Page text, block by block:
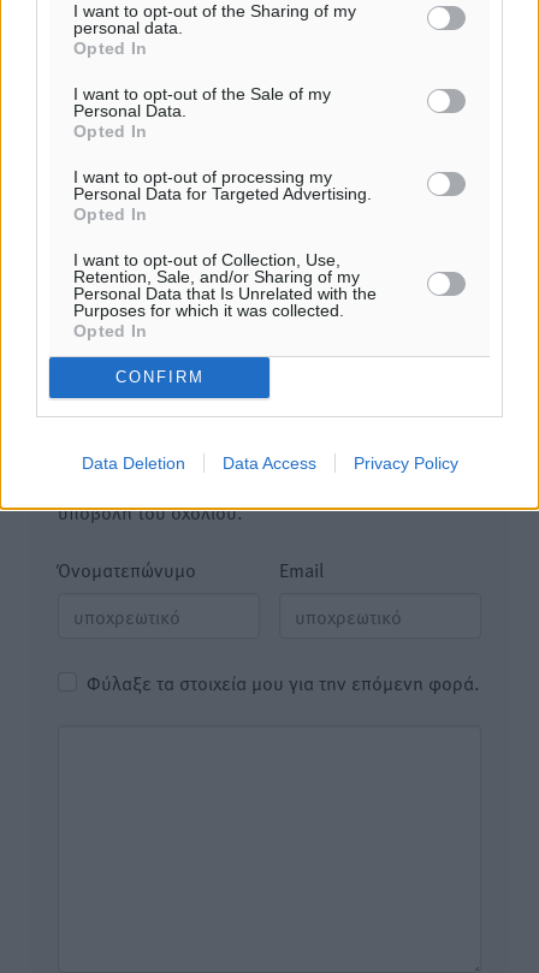
I want to opt-out of the Sharing of my
personal data.
Opted In
I want to opt-out of the Sale of my
Personal Data.
Opted In
I want to opt-out of processing my
Personal Data for Targeted Advertising.
Opted In
I want to opt-out of Collection, Use,
Retention, Sale, and/or Sharing of my
Personal Data that Is Unrelated with the
Purposes for which it was collected.
Opted In
CONFIRM
Data Deletion Data Access Privacy Policy
06.08.26 · 11:32
Σχολιασμός Άρθρου
Τα σχόλια εκφράζουν αποκλειστικά τον εκάστοτε
σχολιαστή. Η Δημοκρατική δεν υιοθετεί αυτές τις
απόψεις. Διατηρούμε το δικαίωμα να διαγράψουμε όποια
σχόλια θεωρούμε προσβλητικά ή περιέχουν ύβρεις, χωρίς
καμμία προειδοποίηση. Χρήστες που δεν τηρούν τους
όρους χρήσης αποκλείονται.
Προσθέστε ένα σχόλιο
Το E-mail δεν θα δημοσιευτεί.
υποβολή του σχολίου.
Όνοματεπώνυμο Email
Φύλαξε τα στοιχεία μου για την επόμενη φορά.